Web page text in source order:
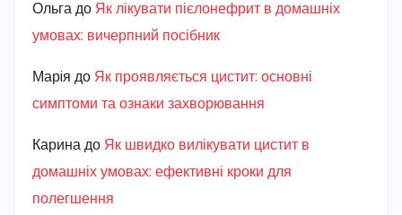
Ольга до Як лікувати пієлонефрит в домашніх
умовах: вичерпний посібник
Марiя до Як проявляється цистит: основні
симптоми та ознаки захворювання
Карина до Як швидко вилікувати цистит в
домашніх умовах: ефективні кроки для
полегшення